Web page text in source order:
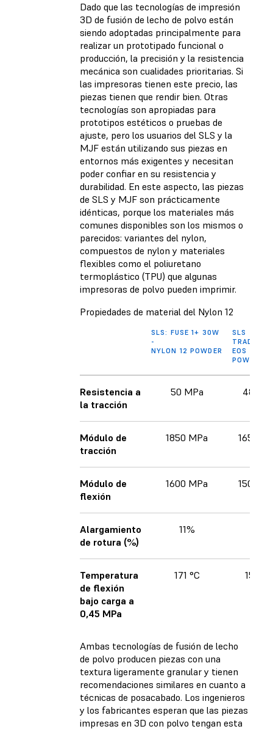
Dado que las tecnologías de impresión
3D de fusión de lecho de polvo están
siendo adoptadas principalmente para
realizar un prototipado funcional o
producción, la precisión y la resistencia
mecánica son cualidades prioritarias. Si
las impresoras tienen este precio, las
piezas tienen que rendir bien. Otras
tecnologías son apropiadas para
prototipos estéticos o pruebas de
ajuste, pero los usuarios del SLS y la
MJF están utilizando sus piezas en
entornos más exigentes y necesitan
poder confiar en su resistencia y
durabilidad. En este aspecto, las piezas
de SLS y MJF son prácticamente
idénticas, porque los materiales más
comunes disponibles son los mismos o
parecidos: variantes del nylon,
compuestos de nylon y materiales
flexibles como el poliuretano
termoplástico (TPU) que algunas
impresoras de polvo pueden imprimir.
Propiedades de material del Nylon 12
SLS: FUSE 1+ 30W
-
NYLON 12 POWDER
SLS
EOS - PA
POWDER
Resistencia a
la tracción
50 MPa 48
Módulo de
tracción
1850 MPa 1650
Módulo de
flexión
1600 MPa 1500
Alargamiento
de rotura (%)
11%
Temperatura
de flexión
bajo carga a
0,45 MPa
171 °C 154 °C
Ambas tecnologías de fusión de lecho
de polvo producen piezas con una
textura ligeramente granular y tienen
recomendaciones similares en cuanto a
técnicas de posacabado. Los ingenieros
y los fabricantes esperan que las piezas
impresas en 3D con polvo tengan esta